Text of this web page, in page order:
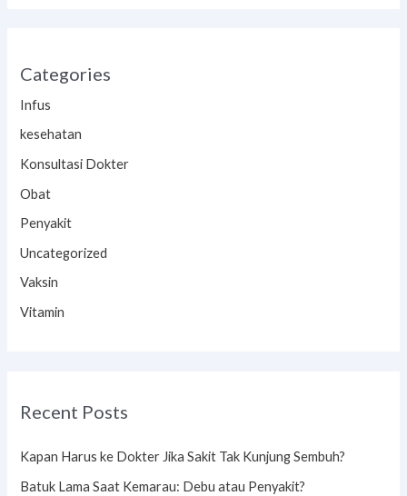
Categories
Infus
kesehatan
Konsultasi Dokter
Obat
Penyakit
Uncategorized
Vaksin
Vitamin
Recent Posts
Kapan Harus ke Dokter Jika Sakit Tak Kunjung Sembuh?
Batuk Lama Saat Kemarau: Debu atau Penyakit?